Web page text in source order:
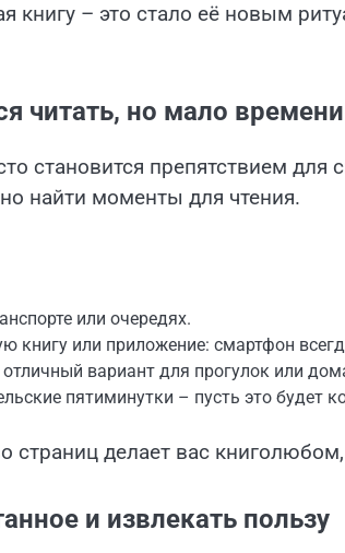
книгу – это стало её новым
читать, но мало времени
становится препятствием для
найти моменты для чтения.
или очередях.
книгу или приложение: смартфон
вариант для прогулок или
пятиминутки – пусть это будет
страниц делает вас
и извлекать пользу